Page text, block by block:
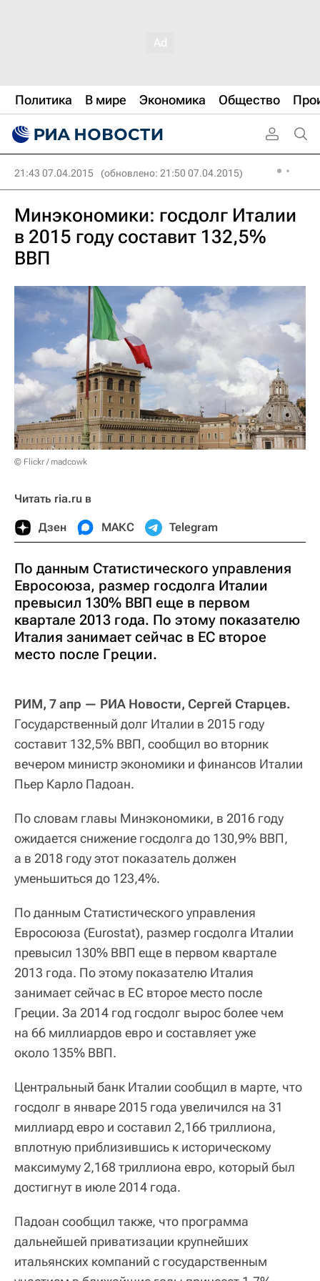
Политика В мире Экономика Общество
21:43 07.04.2015 (обновлено: 21:50 07.04.2015)
Минэкономики: госдолг Италии
в 2015 году составит 132,5%
ВВП
© Flickr / madcowk
Читать ria.ru в
Дзен МАКС Telegram
По данным Статистического управления
Евросоюза, размер госдолга Италии
превысил 130% ВВП еще в первом
квартале 2013 года. По этому показателю
Италия занимает сейчас в ЕС второе
место после Греции.
РИМ, 7 апр — РИА Новости, Сергей Старцев.
Государственный долг Италии в 2015 году
составит 132,5% ВВП, сообщил во вторник
вечером министр экономики и финансов Италии
Пьер Карло Падоан.
По словам главы Минэкономики, в 2016 году
ожидается снижение госдолга до 130,9% ВВП,
а в 2018 году этот показатель должен
уменьшиться до 123,4%.
По данным Статистического управления
Евросоюза (Eurostat), размер госдолга Италии
превысил 130% ВВП еще в первом квартале
2013 года. По этому показателю Италия
занимает сейчас в ЕС второе место после
Греции. За 2014 год госдолг вырос более чем
на 66 миллиардов евро и составляет уже
около 135% ВВП.
Центральный банк Италии сообщил в марте, что
госдолг в январе 2015 года увеличился на 31
миллиард евро и составил 2,166 триллиона,
вплотную приблизившись к историческому
максимуму 2,168 триллиона евро, который был
достигнут в июле 2014 года.
Падоан сообщил также, что программа
дальнейшей приватизации крупнейших
итальянских компаний с государственным